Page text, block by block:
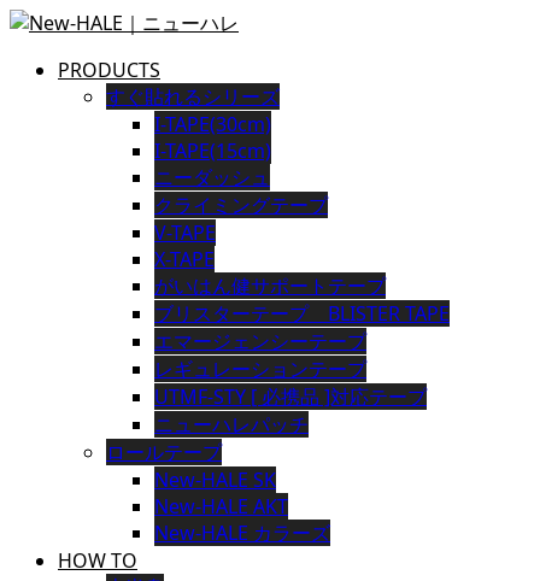
PRODUCTS
すぐ貼れるシリーズ
I-TAPE(30cm)
I-TAPE(15cm)
ニーダッシュ
クライミングテープ
V-TAPE
X-TAPE
がいはん健サポートテープ
ブリスターテープ BLISTER TAPE
エマージェンシーテープ
レギュレーションテープ
UTMF-STY [ 必携品 ]対応テープ
ニューハレパッチ
ロールテープ
New-HALE SK
New-HALE AKT
New-HALE カラーズ
HOW TO